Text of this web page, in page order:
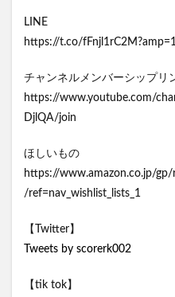
LINE
https://t.co/
チャンネルメンバーシップリ
https://www.youtube.com/
DjlQA/join
ほしいもの
https://www.amazon.co.jp/
/ref=nav_wishlist_lists_1
【Twitter】
Tweets by scorerk002
【tik tok】